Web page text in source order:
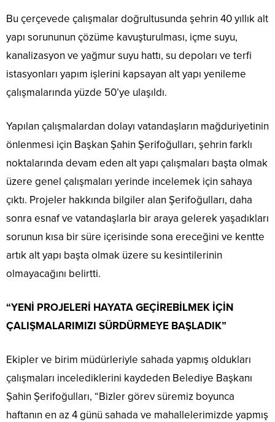
Bu çerçevede çalışmalar doğrultusunda şehrin 40 yıllık alt
yapı sorununun çözüme kavuşturulması, içme suyu,
kanalizasyon ve yağmur suyu hattı, su depoları ve terfi
istasyonları yapım işlerini kapsayan alt yapı yenileme
çalışmalarında yüzde 50’ye ulaşıldı.
Yapılan çalışmalardan dolayı vatandaşların mağduriyetinin
önlenmesi için Başkan Şahin Şerifoğulları, şehrin farklı
noktalarında devam eden alt yapı çalışmaları başta olmak
üzere genel çalışmaları yerinde incelemek için sahaya
çıktı. Projeler hakkında bilgiler alan Şerifoğulları, daha
sonra esnaf ve vatandaşlarla bir araya gelerek yaşadıkları
sorunun kısa bir süre içerisinde sona ereceğini ve kentte
artık alt yapı başta olmak üzere su kesintilerinin
olmayacağını belirtti.
“YENİ PROJELERİ HAYATA GEÇİREBİLMEK İÇİN
ÇALIŞMALARIMIZI SÜRDÜRMEYE BAŞLADIK”
Ekipler ve birim müdürleriyle sahada yapmış oldukları
çalışmaları incelediklerini kaydeden Belediye Başkanı
Şahin Şerifoğulları, “Bizler görev süremiz boyunca
haftanın en az 4 günü sahada ve mahallelerimizde yapmış